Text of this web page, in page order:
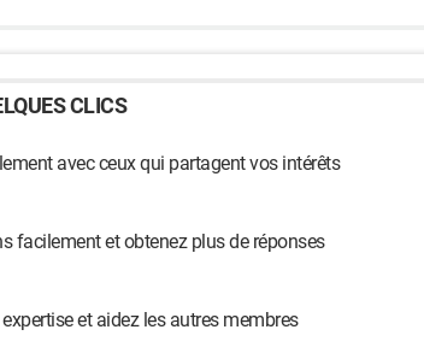
CLICS
avec ceux qui partagent vos intérêts
facilement et obtenez plus de réponses
et aidez les autres membres